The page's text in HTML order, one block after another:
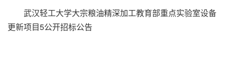
武汉轻工大学大宗粮油精深加工教育部重点实验室设备
更新项目5公开招标公告